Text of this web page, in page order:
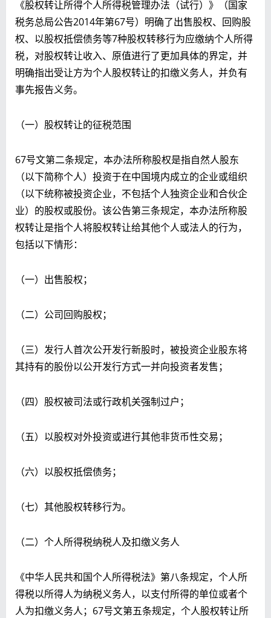
《股权转让所得个人所得税管理办法（试行）》（国家
税务总局公告2014年第67号）明确了出售股权、回购股
权、以股权抵偿债务等7种股权转移行为应缴纳个人所得
税，对股权转让收入、原值进行了更加具体的界定，并
明确指出受让方为个人股权转让的扣缴义务人，并负有
事先报告义务。
（一）股权转让的征税范围
67号文第二条规定，本办法所称股权是指自然人股东
（以下简称个人）投资于在中国境内成立的企业或组织
（以下统称被投资企业，不包括个人独资企业和合伙企
业）的股权或股份。该公告第三条规定，本办法所称股
权转让是指个人将股权转让给其他个人或法人的行为，
包括以下情形：
（一）出售股权；
（二）公司回购股权；
（三）发行人首次公开发行新股时，被投资企业股东将
其持有的股份以公开发行方式一并向投资者发售；
（四）股权被司法或行政机关强制过户；
（五）以股权对外投资或进行其他非货币性交易；
（六）以股权抵偿债务；
（七）其他股权转移行为。
（二）个人所得税纳税人及扣缴义务人
《中华人民共和国个人所得税法》第八条规定，个人所
得税以所得人为纳税义务人，以支付所得的单位或者个
人为扣缴义务人；67号文第五条规定，个人股权转让所